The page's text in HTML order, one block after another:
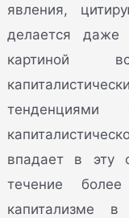
явления,
делается
картиной
впадает в эту
течение
капитализме в